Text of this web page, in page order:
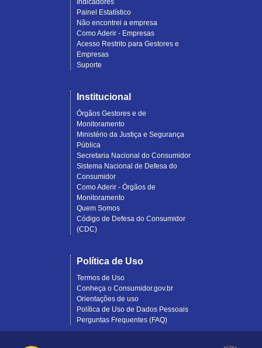
Indicadores
Painel Estatístico
Não encontrei a empresa
Como Aderir - Empresas
Acesso Restrito para Gestores e
Empresas
Suporte
Institucional
Órgãos Gestores e de
Monitoramento
Ministério da Justiça e Segurança
Pública
Secretaria Nacional do Consumidor
Sistema Nacional de Defesa do
Consumidor
Como Aderir - Órgãos de
Monitoramento
Quem Somos
Código de Defesa do Consumidor
(CDC)
Política de Uso
Termos de Uso
Conheça o Consumidor.gov.br
Orientações de uso
Política de Uso de Dados Pessoais
Perguntas Frequentes (FAQ)